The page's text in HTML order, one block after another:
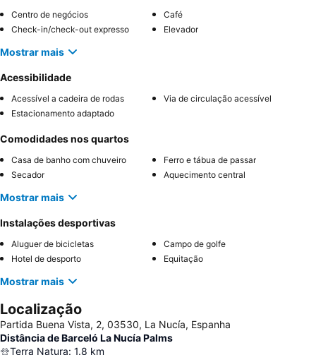
Centro de negócios
Café
Check-in/check-out expresso
Elevador
Mostrar mais
Acessibilidade
Acessível a cadeira de rodas
Via de circulação acessível
Estacionamento adaptado
Comodidades nos quartos
Casa de banho com chuveiro
Ferro e tábua de passar
Secador
Aquecimento central
Mostrar mais
Instalações desportivas
Aluguer de bicicletas
Campo de golfe
Hotel de desporto
Equitação
Mostrar mais
Localização
Partida Buena Vista, 2, 03530, La Nucía, Espanha
Distância de Barceló La Nucía Palms
Terra Natura: 1.8 km